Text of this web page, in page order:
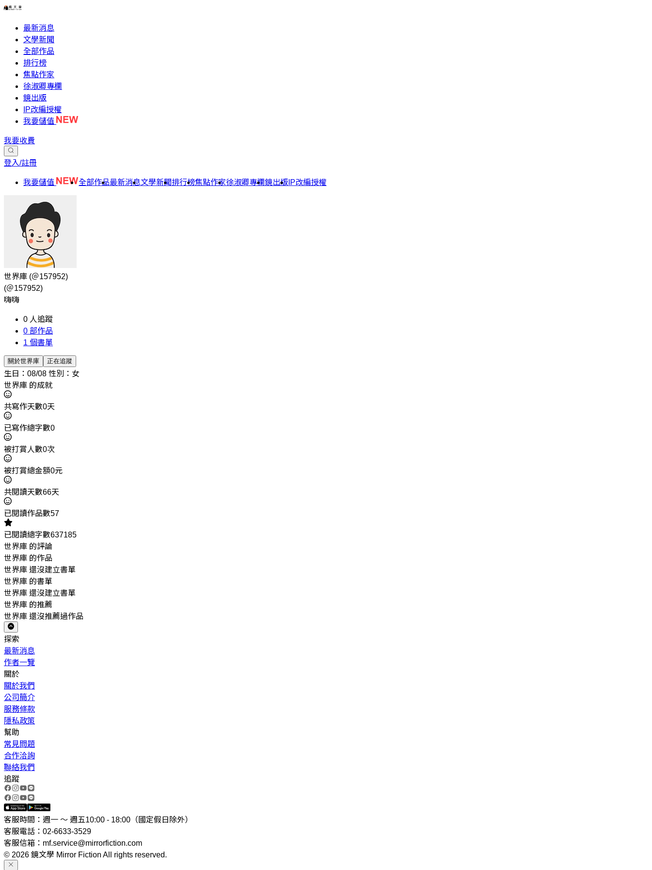
最新消息
文學新聞
全部作品
排行榜
焦點作家
徐淑卿專欄
鏡出版
IP改編授權
我要儲值
我要收費
登入/註冊
我要儲值 全部作品最新消息文學新聞排行榜焦點作家徐淑卿專欄鏡出版 IP改編授權
世界庫 (＠157952)
(＠157952)
嗨嗨
0 人追蹤
0 部作品
1 個書單
關於世界庫 正在追蹤
生日：08/08 性別：女
世界庫 的成就
共寫作天數0天
已寫作總字數0
被打賞人數0次
被打賞總金額0元
共閱讀天數66天
已閱讀作品數57
已閱讀總字數637185
世界庫 的評論
世界庫 的作品
世界庫 還沒建立書單
世界庫 的書單
世界庫 還沒建立書單
世界庫 的推薦
世界庫 還沒推薦過作品
探索
最新消息
作者一覽
關於
關於我們
公司簡介
服務條款
隱私政策
幫助
常見問題
合作洽詢
聯絡我們
追蹤
客服時間：週一 ～ 週五10:00 - 18:00（國定假日除外）
客服電話：02-6633-3529
客服信箱：mf.service@mirrorfiction.com
© 2026 鏡文學 Mirror Fiction All rights reserved.